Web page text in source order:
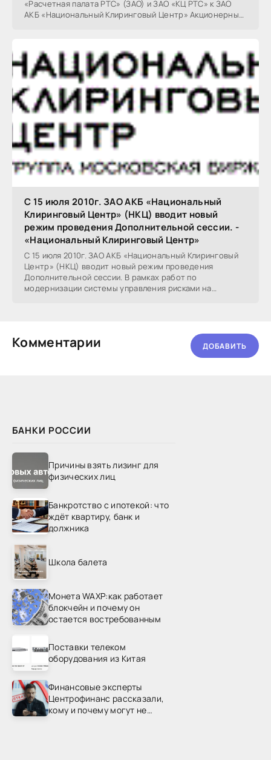
БАНКИ РОССИИ
Причины взять лизинг для
физических лиц
Банкротство с ипотекой: что
ждёт квартиру, банк и
должника
Школа балета
Монета WAXP:как работает
блокчейн и почему он
остается востребованным
Поставки телеком
оборудования из Китая
Финансовые эксперты
Центрофинанс рассказали,
кому и почему могут не
«Расчетная палата РТС» (ЗАО) и ЗАО «КЦ РТС» к ЗАО
АКБ «Национальный Клиринговый Центр» Акционерный
C 15 июля 2010г. ЗАО АКБ «Национальный
Клиринговый Центр» (НКЦ) вводит новый
режим проведения Дополнительной сессии. -
«Национальный Клиринговый Центр»
C 15 июля 2010г. ЗАО АКБ «Национальный Клиринговый
Центр» (НКЦ) вводит новый режим проведения
Дополнительной сессии. В рамках работ по
модернизации системы управления рисками на
Комментарии ДОБАВИТЬ